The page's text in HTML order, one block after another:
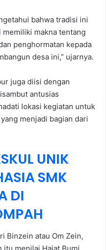
bahwa tradisi ini
makna tentang
penghormatan kepada
desa ini,” ujarnya.
juga diisi dengan
antusias
lokasi kegiatan untuk
menjadi bagian dari
UNIK
SMK
DI
Binzein atau Om Zein,